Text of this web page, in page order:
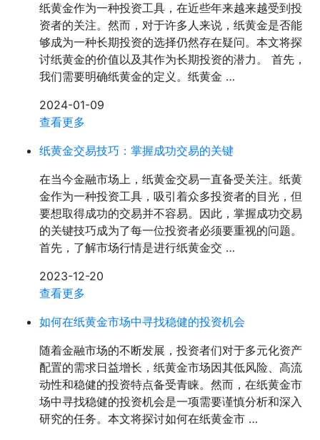
纸黄金作为一种投资工具，在近些年来越来越受到投
资者的关注。然而，对于许多人来说，纸黄金是否能
够成为一种长期投资的选择仍然存在疑问。本文将探
讨纸黄金的价值以及其作为长期投资的潜力。 首先，
我们需要明确纸黄金的定义。纸黄金 …
2024-01-09
查看更多
纸黄金交易技巧：掌握成功交易的关键
在当今金融市场上，纸黄金交易一直备受关注。纸黄
金作为一种投资工具，吸引着众多投资者的目光，但
要想取得成功的交易并不容易。因此，掌握成功交易
的关键技巧成为了每一位投资者必须要重视的问题。
首先，了解市场行情是进行纸黄金交 …
2023-12-20
查看更多
如何在纸黄金市场中寻找稳健的投资机会
随着金融市场的不断发展，投资者们对于多元化资产
配置的需求日益增长，纸黄金市场因其低风险、高流
动性和稳健的投资特点备受青睐。然而，在纸黄金市
场中寻找稳健的投资机会是一项需要谨慎分析和深入
研究的任务。本文将探讨如何在纸黄金市 …